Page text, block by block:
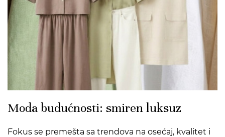
Moda budućnosti: smiren luksuz
Fokus se premešta sa trendova na osećaj, kvalitet i